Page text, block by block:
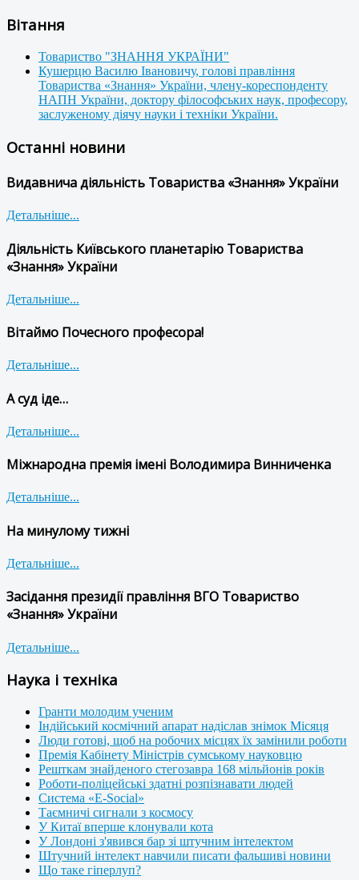
Вітання
Товариство "ЗНАННЯ УКРАЇНИ"
Кушерцю Василю Івановичу, голові правління
Товариства «Знання» України, члену-кореспонденту
НАПН України, доктору філософських наук, професору,
заслуженому діячу науки і техніки України.
Останні новини
Видавнича діяльність Товариства «Знання» України
Детальніше...
Діяльність Київського планетарію Товариства
«Знання» України
Детальніше...
Вітаймо Почесного професора!
Детальніше...
А суд іде…
Детальніше...
Міжнародна премія імені Володимира Винниченка
Детальніше...
На минулому тижні
Детальніше...
Засідання президії правління ВГО Товариство
«Знання» України
Детальніше...
Наука і техніка
Гранти молодим ученим
Індійський космічний апарат надіслав знімок Місяця
Люди готові, щоб на робочих місцях їх замінили роботи
Премія Кабінету Міністрів сумському науковцю
Решткам знайденого стегозавра 168 мільйонів років
Роботи-поліцейські здатні розпізнавати людей
Система «E-Social»
Таємничі сигнали з космосу
У Китаї вперше клонували кота
У Лондоні з'явився бар зі штучним інтелектом
Штучний інтелект навчили писати фальшиві новини
Що таке гіперлуп?